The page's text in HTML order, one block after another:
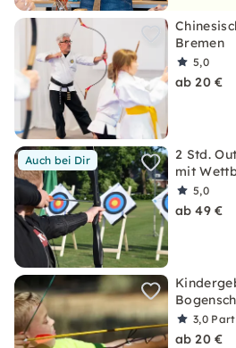
Bremen
5,0
ab 20 €
Auch bei Dir
2 Std.
mit
5,0
ab 49 €
3,0
ab 20 €